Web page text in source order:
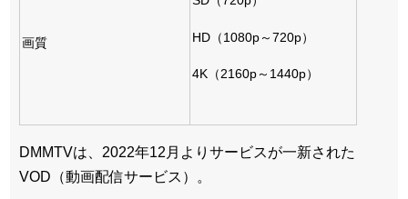
画質 HD（1080p～720p）
4K（2160p～1440p）
DMMTVは、2022年12月よりサービスが一新された
VOD（動画配信サービス）。